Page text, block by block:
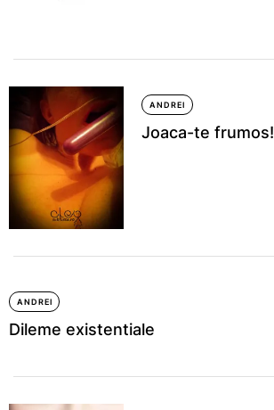
ANDREI
Joaca-te frumos!
ANDREI
Dileme existentiale